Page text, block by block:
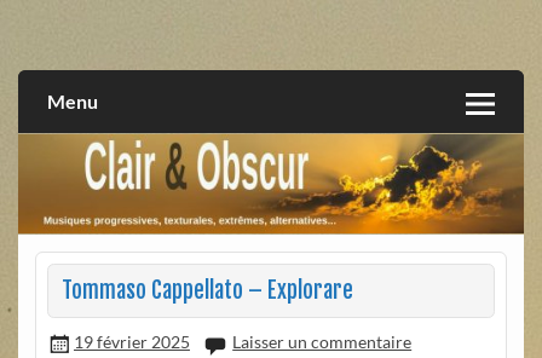
extrêmes, alternatives, texturales
Menu
Tommaso Cappellato – Explorare
19 février 2025 Laisser un commentaire